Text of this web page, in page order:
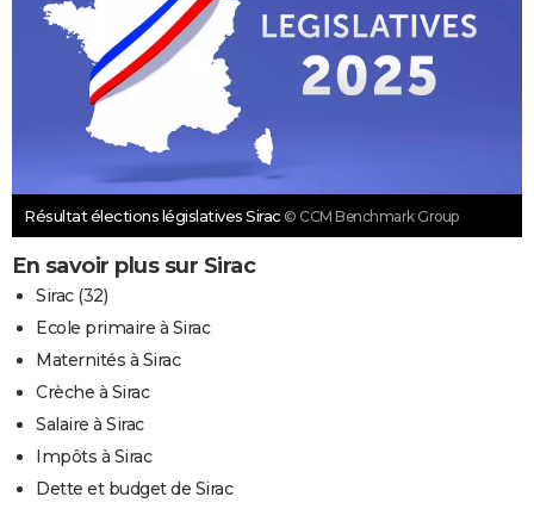
Résultat élections législatives Sirac © CCM Benchmark Group
En savoir plus sur Sirac
Sirac (32)
Ecole primaire à Sirac
Maternités à Sirac
Crèche à Sirac
Salaire à Sirac
Impôts à Sirac
Dette et budget de Sirac